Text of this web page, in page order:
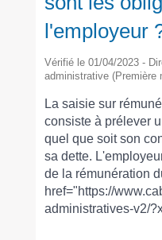
l'employeur
Vérifié le 01/04/2023 -
administrative (Première
La saisie sur
consiste à prélever
quel que soit son
sa dette.
de la rémunération
href="https://
administratives-v2/